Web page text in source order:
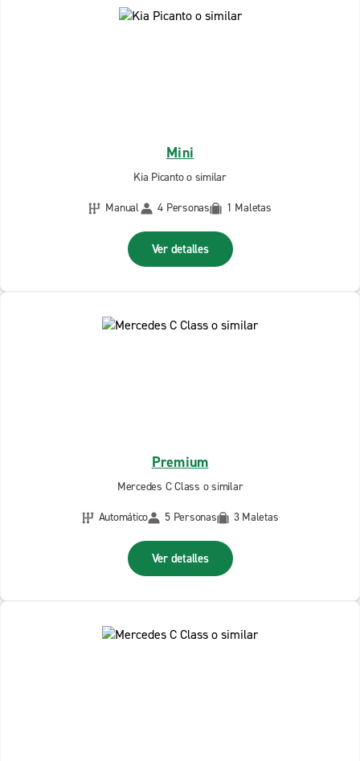
Mini
Kia Picanto o similar
Manual
4 Personas 1 Maletas
Ver detalles
Premium
Mercedes C Class o similar
Automático
5 Personas 3 Maletas
Ver detalles